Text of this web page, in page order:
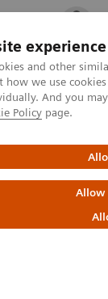
experience
and other
how we use
And you
Policy page.
Allow
Sağlık
your